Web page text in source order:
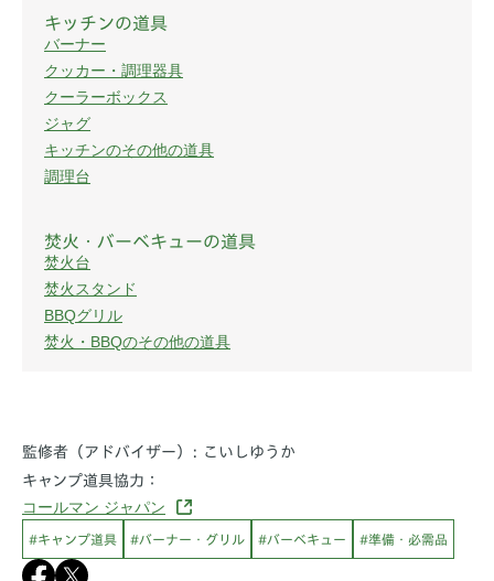
キッチンの道具
バーナー
クッカー・調理器具
クーラーボックス
ジャグ
キッチンのその他の道具
調理台
焚火・バーベキューの道具
焚火台
焚火スタンド
BBQグリル
焚火・BBQのその他の道具
監修者（アドバイザー）: こいしゆうか
キャンプ道具協力：
コールマン ジャパン
#キャンプ道具 #バーナー・グリル #バーベキュー #準備・必需品